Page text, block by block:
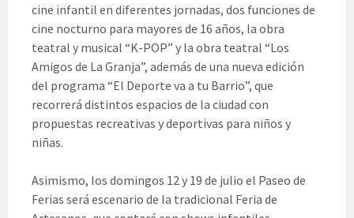
cine infantil en diferentes jornadas, dos funciones de
cine nocturno para mayores de 16 años, la obra
teatral y musical “K-POP” y la obra teatral “Los
Amigos de La Granja”, además de una nueva edición
del programa “El Deporte va a tu Barrio”, que
recorrerá distintos espacios de la ciudad con
propuestas recreativas y deportivas para niños y
niñas.
Asimismo, los domingos 12 y 19 de julio el Paseo de
Ferias será escenario de la tradicional Feria de